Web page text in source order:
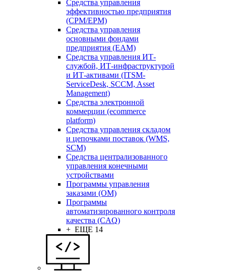
Средства управления
эффективностью предприятия
(CPM/EPM)
Средства управления
основными фондами
предприятия (EAM)
Средства управления ИТ-
службой, ИТ-инфраструктурой
и ИТ-активами (ITSM-
ServiceDesk, SCCM, Asset
Management)
Средства электронной
коммерции (ecommerce
platform)
Средства управления складом
и цепочками поставок (WMS,
SCM)
Средства централизованного
управления конечными
устройствами
Программы управления
заказами (OM)
Программы
автоматизированного контроля
качества (CAQ)
+ ЕЩЕ 14